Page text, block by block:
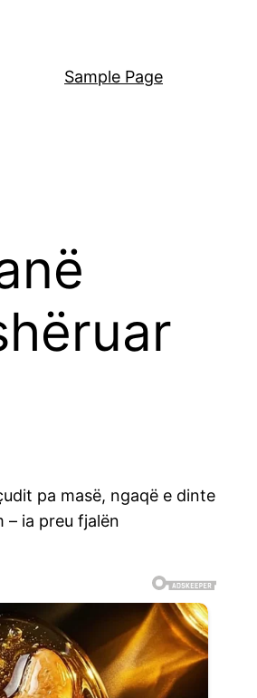
Sample Page
pa masë, ngaqë e dinte
– ia preu fjalën